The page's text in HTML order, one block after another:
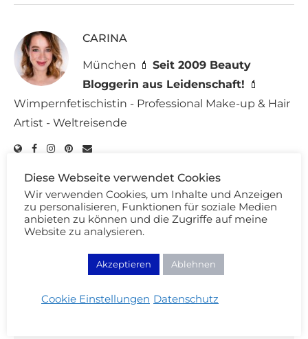
CARINA
München 💄 Seit 2009 Beauty
Bloggerin aus Leidenschaft! 💄
Wimpernfetischistin - Professional Make-up & Hair
Artist - Weltreisende
DAS KÖNNTE DICH AUCH INTERESSIEREN:
Diese Webseite verwendet Cookies
Wir verwenden Cookies, um Inhalte und Anzeigen
zu personalisieren, Funktionen für soziale Medien
anbieten zu können und die Zugriffe auf meine
Website zu analysieren.
Akzeptieren Ablehnen
Cookie Einstellungen Datenschutz